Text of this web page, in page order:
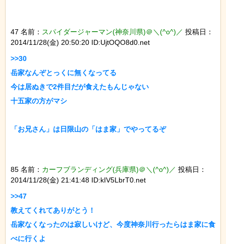
47 名前： スパイダージャーマン(神奈川県)＠＼(^o^)／ 投稿日：
2014/11/28(金) 20:50:20 ID:UjtOQO8d0.net
>>30
岳家なんぞとっくに無くなってる
今は居ぬきで2件目だが食えたもんじゃない
十五家の方がマシ
85 名前： カーフブランディング(兵庫県)＠＼(^o^)／ 投稿日：
2014/11/28(金) 21:41:48 ID:kIV5LbrT0.net
>>47
教えてくれてありがとう！
岳家なくなったのは寂しいけど、今度神奈川行ったらはま家に食